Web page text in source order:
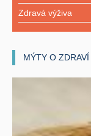
Zdravá výživa
MÝTY O ZDRAVÍ